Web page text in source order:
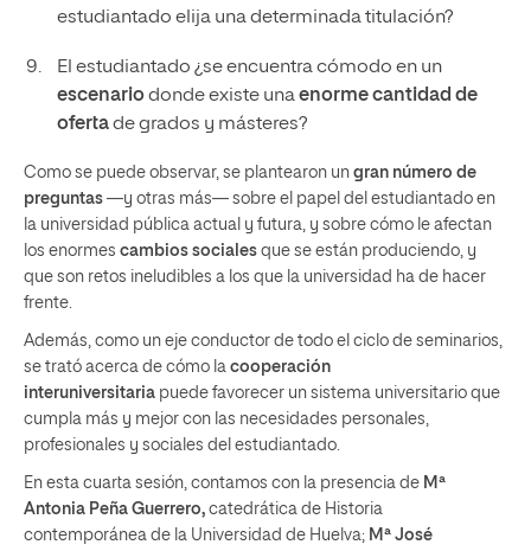
estudiantado elija una determinada titulación?
El estudiantado ¿se encuentra cómodo en un
escenariodonde existe unaenorme cantidad de
ofertade grados y másteres?
Como se puede observar, se plantearon un gran número de
preguntas —y otras más— sobre el papel del estudiantado en
la universidad pública actual y futura, y sobre cómo le afectan
los enormes cambios sociales que se están produciendo, y
que son retos ineludibles a los que la universidad ha de hacer
frente.
Además, como un eje conductor de todo el ciclo de seminarios,
se trató acerca de cómo la cooperación
interuniversitaria puede favorecer un sistema universitario que
cumpla más y mejor con las necesidades personales,
profesionales y sociales del estudiantado.
En esta cuarta sesión, contamos con la presencia de Mª
Antonia Peña Guerrero, catedrática de Historia
contemporánea de la Universidad de Huelva; Mª José